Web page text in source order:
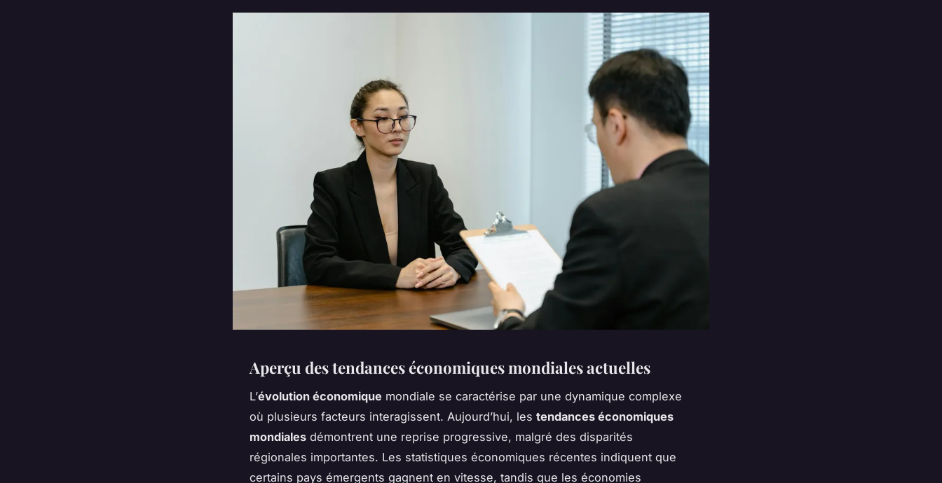
Aperçu des tendances économiques mondiales actuelles
L’évolution économique mondiale se caractérise par une dynamique complexe
où plusieurs facteurs interagissent. Aujourd’hui, les tendances économiques
mondiales démontrent une reprise progressive, malgré des disparités
régionales importantes. Les statistiques économiques récentes indiquent que
certains pays émergents gagnent en vitesse, tandis que les économies